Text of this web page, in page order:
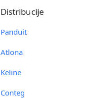
Distribucije
Panduit
Atlona
Keline
Conteg